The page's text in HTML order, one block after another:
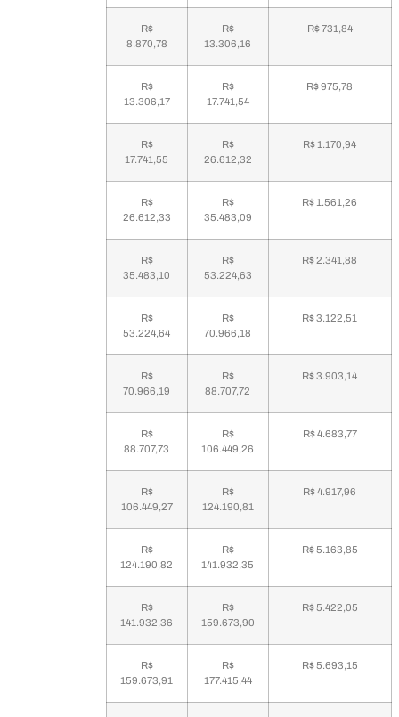
R$
8.870,78
R$
13.306,16
R$ 731,84
R$
13.306,17
R$
17.741,54
R$ 975,78
R$
17.741,55
R$
26.612,32
R$ 1.170,94
R$
26.612,33
R$
35.483,09
R$ 1.561,26
R$
35.483,10
R$
53.224,63
R$ 2.341,88
R$
53.224,64
R$
70.966,18
R$ 3.122,51
R$
70.966,19
R$
88.707,72
R$ 3.903,14
R$
88.707,73
R$
106.449,26
R$ 4.683,77
R$
106.449,27
R$
124.190,81
R$ 4.917,96
R$
124.190,82
R$
141.932,35
R$ 5.163,85
R$
141.932,36
R$
159.673,90
R$ 5.422,05
R$
159.673,91
R$
177.415,44
R$ 5.693,15